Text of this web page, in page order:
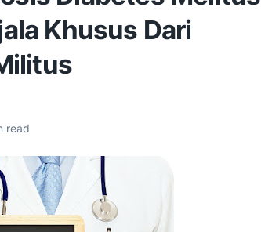
Khusus Dari
read